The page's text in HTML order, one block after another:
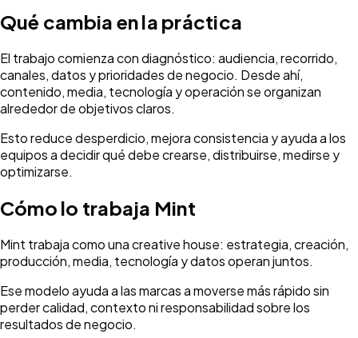
Qué cambia en la práctica
El trabajo comienza con diagnóstico: audiencia, recorrido,
canales, datos y prioridades de negocio. Desde ahí,
contenido, media, tecnología y operación se organizan
alrededor de objetivos claros.
Esto reduce desperdicio, mejora consistencia y ayuda a los
equipos a decidir qué debe crearse, distribuirse, medirse y
optimizarse.
Cómo lo trabaja Mint
Mint trabaja como una creative house: estrategia, creación,
producción, media, tecnología y datos operan juntos.
Ese modelo ayuda a las marcas a moverse más rápido sin
perder calidad, contexto ni responsabilidad sobre los
resultados de negocio.